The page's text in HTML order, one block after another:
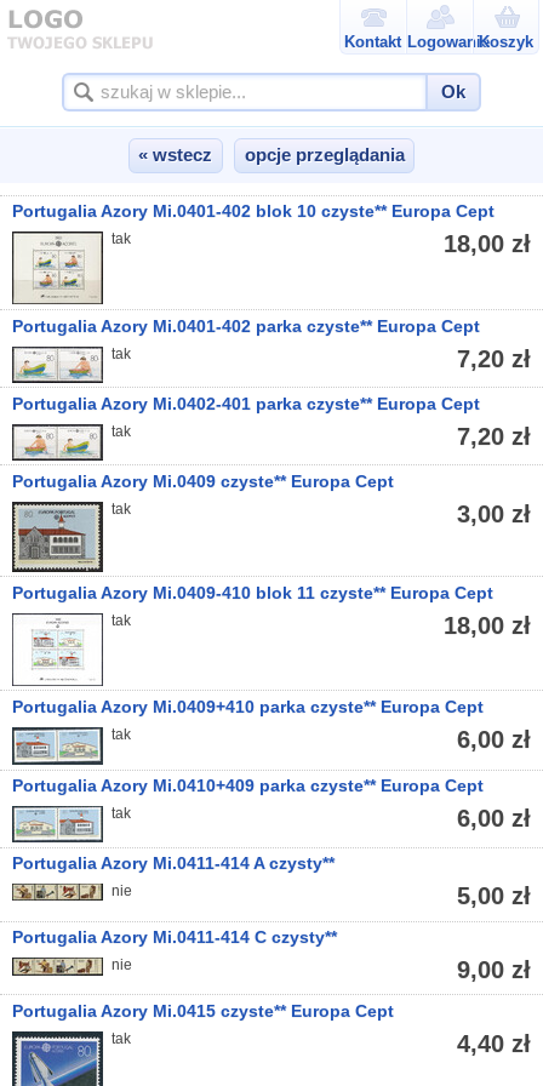
Kontakt LogowanieKoszyk
Ok
« wstecz opcje przeglądania
Portugalia Azory Mi.0401-402 blok 10 czyste** Europa Cept
18,00 zł
tak
Portugalia Azory Mi.0401-402 parka czyste** Europa Cept
7,20 zł
tak
Portugalia Azory Mi.0402-401 parka czyste** Europa Cept
7,20 zł
tak
Portugalia Azory Mi.0409 czyste** Europa Cept
3,00 zł
tak
Portugalia Azory Mi.0409-410 blok 11 czyste** Europa Cept
18,00 zł
tak
Portugalia Azory Mi.0409+410 parka czyste** Europa Cept
6,00 zł
tak
Portugalia Azory Mi.0410+409 parka czyste** Europa Cept
6,00 zł
tak
Portugalia Azory Mi.0411-414 A czysty**
5,00 zł
nie
Portugalia Azory Mi.0411-414 C czysty**
9,00 zł
nie
Portugalia Azory Mi.0415 czyste** Europa Cept
4,40 zł
tak